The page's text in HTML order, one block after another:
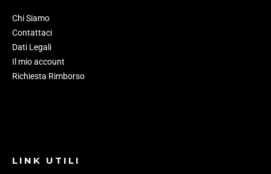
Chi Siamo
Contattaci
Dati Legali
Il mio account
Richiesta Rimborso
LINK UTILI